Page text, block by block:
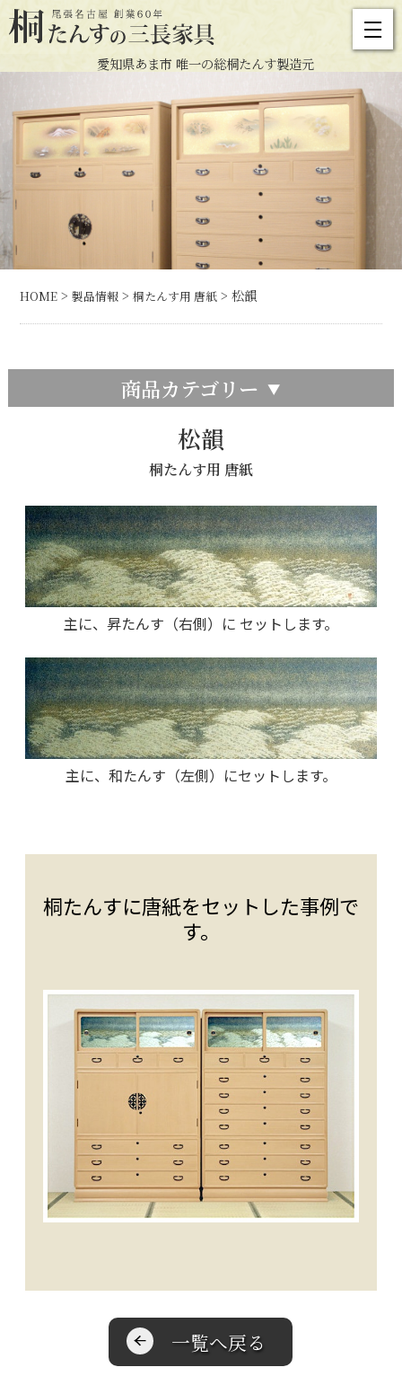
愛知県あま市 唯一の総桐たんす製造元
HOME >製品情報 >桐たんす用 唐紙 > 松韻
商品カテゴリー
松韻
桐たんす用 唐紙
主に、昇たんす（右側）に セットします。
主に、和たんす（左側）にセットします。
桐たんすに唐紙をセットした事例で
す。
一覧へ戻る